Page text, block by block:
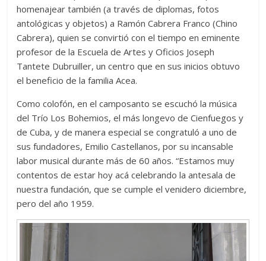
homenajear también (a través de diplomas, fotos
antológicas y objetos) a Ramón Cabrera Franco (Chino
Cabrera), quien se convirtió con el tiempo en eminente
profesor de la Escuela de Artes y Oficios Joseph
Tantete Dubruiller, un centro que en sus inicios obtuvo
el beneficio de la familia Acea.
Como colofón, en el camposanto se escuchó la música
del Trío Los Bohemios, el más longevo de Cienfuegos y
de Cuba, y de manera especial se congratuló a uno de
sus fundadores, Emilio Castellanos, por su incansable
labor musical durante más de 60 años. “Estamos muy
contentos de estar hoy acá celebrando la antesala de
nuestra fundación, que se cumple el venidero diciembre,
pero del año 1959.